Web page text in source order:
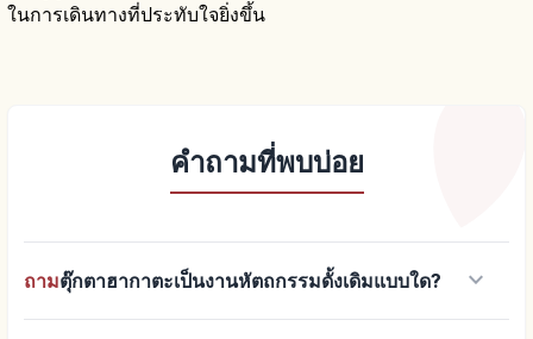
ในการเดินทางที่ประทับใจยิ่งขึ้น
คำถามที่พบบ่อย
ถามตุ๊กตาฮากาตะเป็นงานหัตถกรรมดั้งเดิมแบบใด? keyboard_arrow_down